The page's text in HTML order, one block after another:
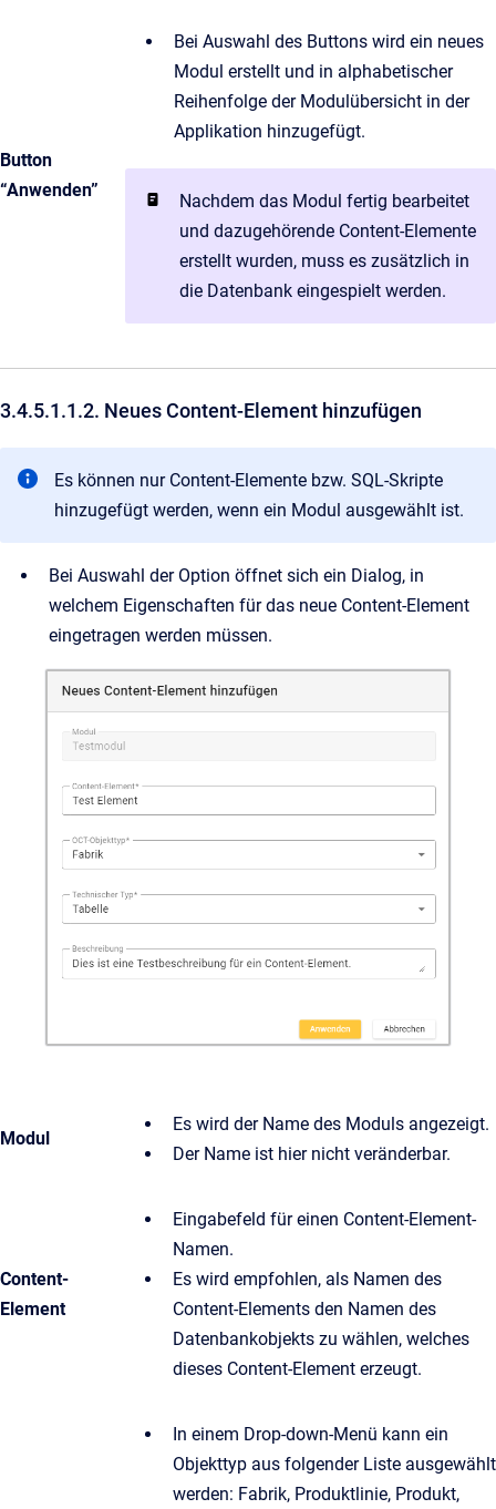
Button
“Anwenden”
Bei Auswahl des Buttons wird ein neues
Modul erstellt und in alphabetischer
Reihenfolge der Modulübersicht in der
Applikation hinzugefügt.
Nachdem das Modul fertig bearbeitet
und dazugehörende Content-Elemente
erstellt wurden, muss es zusätzlich in
die Datenbank eingespielt werden.
3.4.5.1.1.2. Neues Content-Element hinzufügen
Es können nur Content-Elemente bzw. SQL-Skripte
hinzugefügt werden, wenn ein Modul ausgewählt ist.
Bei Auswahl der Option öffnet sich ein Dialog, in
welchem Eigenschaften für das neue Content-Element
eingetragen werden müssen.
Modul
Es wird der Name des Moduls angezeigt.
Der Name ist hier nicht veränderbar.
Content-
Element
Eingabefeld für einen Content-Element-
Namen.
Es wird empfohlen, als Namen des
Content-Elements den Namen des
Datenbankobjekts zu wählen, welches
dieses Content-Element erzeugt.
In einem Drop-down-Menü kann ein
Objekttyp aus folgender Liste ausgewählt
werden: Fabrik, Produktlinie, Produkt,